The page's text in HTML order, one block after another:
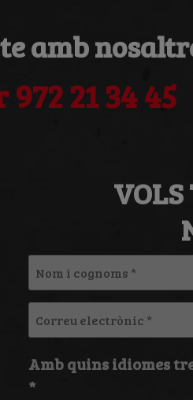
amb
21 34 45
Nom
i
cognoms
*
Correu
electrònic
*
Amb quins idiomes
*